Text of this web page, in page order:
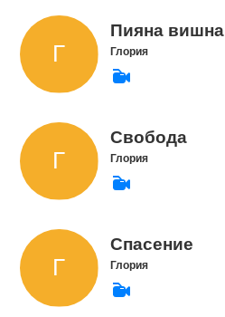
Пияна вишна
Глория
Свобода
Глория
Спасение
Глория